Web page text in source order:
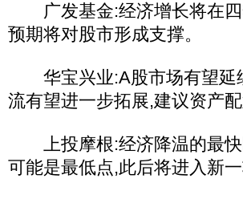
广发基金:经济增长将在四
预期将对股市形成支撑。
华宝兴业:A股市场有望延
流有望进一步拓展,建议资产配
上投摩根:经济降温的最快
可能是最低点,此后将进入新一